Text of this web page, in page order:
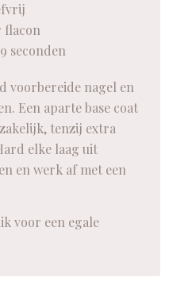
flacon
seconden
voorbereide nagel en
Een aparte base coat
tenzij extra
elke laag uit
en werk af met een
voor een egale